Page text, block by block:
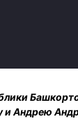
Андрею